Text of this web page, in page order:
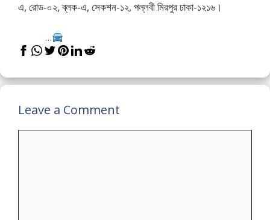
এ, রোড-০২, ব্লক-এ, সেকশন-১২, পল্লবী মিরপুর ঢাকা-১২১৬।
...
Leave a Comment